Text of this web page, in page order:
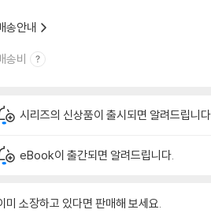
송안내
송비
시리즈의 신상품이 출시되면 알려드립니
eBook이 출간되면 알려드립니다.
미 소장하고 있다면 판매해 보세요.